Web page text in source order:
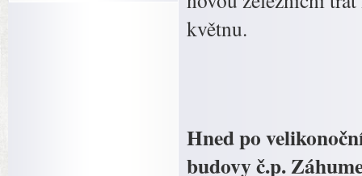
květnu.
Hned po
budovy č.p.